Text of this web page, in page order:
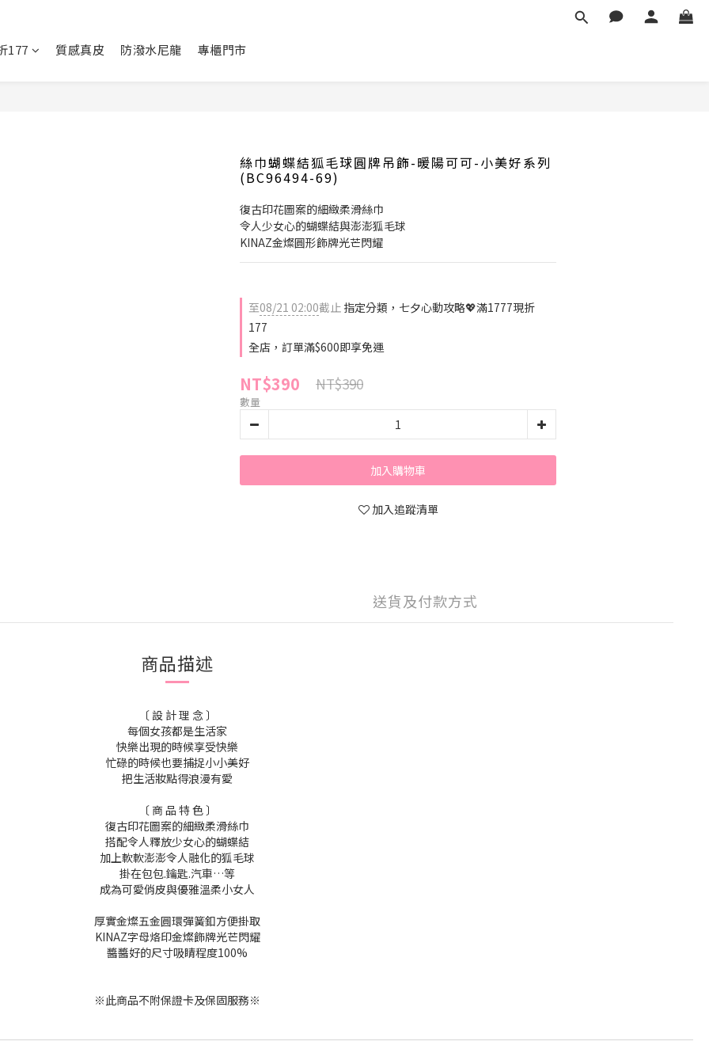
177 質感真皮 防潑水尼龍 專櫃門市
絲巾蝴蝶結狐毛球圓牌吊飾-暖陽可可-小美好系列
(BC96494-69)
復古印花圖案的細緻柔滑絲巾
令人少女心的蝴蝶結與澎澎狐毛球
KINAZ金燦圓形飾牌光芒閃耀
至08/21 02:00截止 指定分類，七夕心動攻略💖滿1777現折
177
全店，訂單滿$600即享免運
NT$390 NT$390
數量
加入購物車
加入追蹤清單
送貨及付款方式
商品描述
〔 設 計 理 念 〕
每個女孩都是生活家
快樂出現的時候享受快樂
忙碌的時候也要捕捉小小美好
把生活妝點得浪漫有愛
〔 商 品 特 色 〕
復古印花圖案的細緻柔滑絲巾
搭配令人釋放少女心的蝴蝶結
加上軟軟澎澎令人融化的狐毛球
掛在包包.鑰匙.汽車…等
成為可愛俏皮與優雅溫柔小女人
厚實金燦五金圓環彈簧釦方便掛取
KINAZ字母烙印金燦飾牌光芒閃耀
醬醬好的尺寸吸睛程度100%
※此商品不附保證卡及保固服務※